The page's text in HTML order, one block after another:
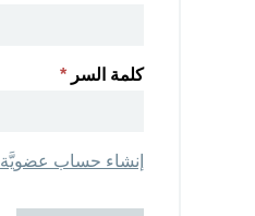
‏كلمة السر ‏*
إنشاء حساب عضويَّة